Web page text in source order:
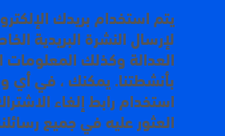
يتم استخدام بريدك
لإرسال النشرة البريدية
العدالة وكذلك المعلومات
بأنشطتنا. يمكنك ، في أي
استخدام رابط إلغاء
العثور عليه في جميع